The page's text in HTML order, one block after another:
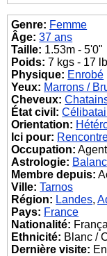
Genre: Femme
Âge: 37 ans
Taille: 1.53m - 5'0"
Poids: 7 kgs - 17
Physique: Enrobé
Yeux: Marrons /
Cheveux:
État civil:
Orientation:
Ici pour:
Occupation:
Astrologie:
Membre depuis:
Ville: Tarnos
Région: Landes,
Pays: France
Nationalité:
Ethnicité: Blanc /
Dernière visite: